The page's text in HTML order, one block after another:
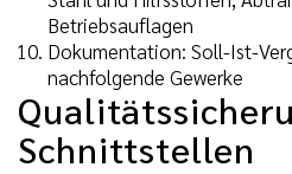
Betriebsauflagen
Dokumentation: Soll-Ist-
nachfolgende Gewerke
Schnittstellen